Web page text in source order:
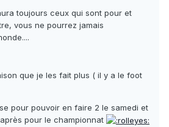
toujours ceux qui sont pour et
vous ne pourrez jamais
que je les fait plus ( il y a le foot
pour pouvoir en faire 2 le samedi et
pour le championnat